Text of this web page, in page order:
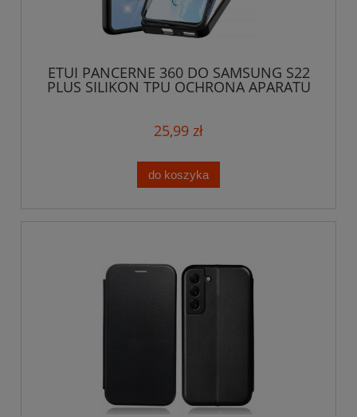
ETUI PANCERNE 360 DO SAMSUNG S22
PLUS SILIKON TPU OCHRONA APARATU
25,99 zł
do koszyka